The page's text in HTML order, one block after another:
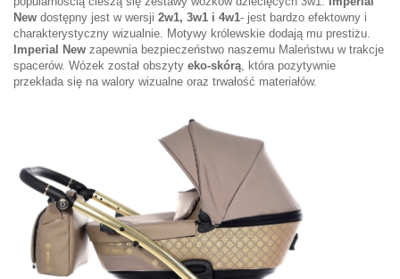
New dostępny jest w wersji 2w1, 3w1 i 4w1- jest bardzo efektowny i
charakterystyczny wizualnie. Motywy królewskie dodają mu prestiżu.
Imperial New zapewnia bezpieczeństwo naszemu Maleństwu w trakcje
spacerów. Wózek został obszyty eko-skórą, która pozytywnie
przekłada się na walory wizualne oraz trwałość materiałów.